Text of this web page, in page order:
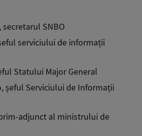
SNBO
serviciului de informații
Statului Major General
șeful Serviciului de Informații
adjunct al ministrului de